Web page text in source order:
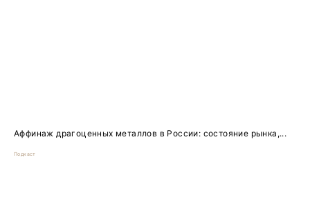
Аффинаж драгоценных металлов в России: состояние рынка,...
Подкаст